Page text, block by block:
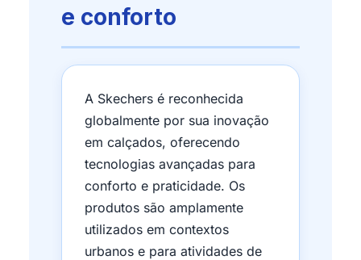
e conforto
A Skechers é reconhecida
globalmente por sua inovação
em calçados, oferecendo
tecnologias avançadas para
conforto e praticidade. Os
produtos são amplamente
utilizados em contextos
urbanos e para atividades de